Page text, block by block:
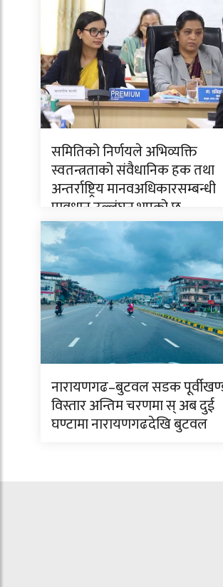
समितिको निर्णयले अभिव्यक्ति
स्वतन्त्रताको संवैधानिक हक तथा
अन्तर्राष्ट्रिय मानवअधिकारसम्बन्धी
प्रावधान उल्लंघन भएको छ
नारायणगढ–बुटवल सडक
विस्तार अन्तिम चरणमा स् अब दुई
घण्टामा नारायणगढदेखि बुटवल